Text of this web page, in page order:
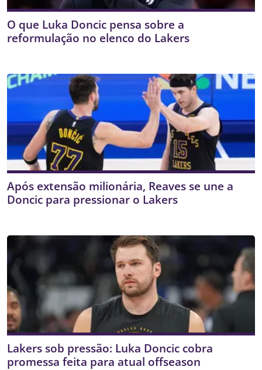
O que Luka Doncic pensa sobre a
reformulação no elenco do Lakers
Após extensão milionária, Reaves se une a
Doncic para pressionar o Lakers
Lakers sob pressão: Luka Doncic cobra
promessa feita para atual offseason